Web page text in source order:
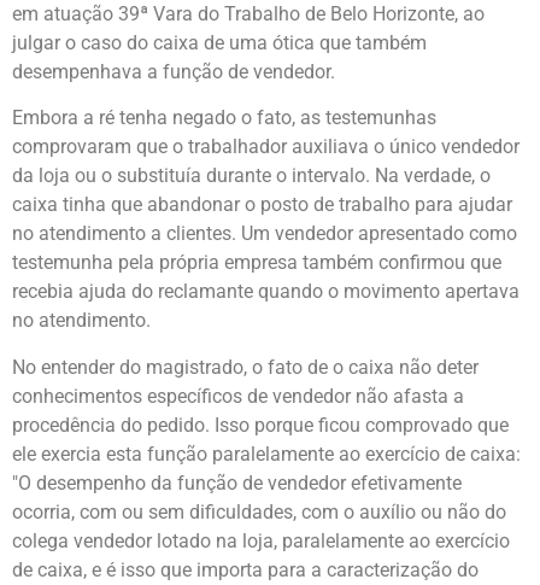
em atuação 39ª Vara do Trabalho de Belo Horizonte, ao
julgar o caso do caixa de uma ótica que também
desempenhava a função de vendedor.
Embora a ré tenha negado o fato, as testemunhas
comprovaram que o trabalhador auxiliava o único vendedor
da loja ou o substituía durante o intervalo. Na verdade, o
caixa tinha que abandonar o posto de trabalho para ajudar
no atendimento a clientes. Um vendedor apresentado como
testemunha pela própria empresa também confirmou que
recebia ajuda do reclamante quando o movimento apertava
no atendimento.
No entender do magistrado, o fato de o caixa não deter
conhecimentos específicos de vendedor não afasta a
procedência do pedido. Isso porque ficou comprovado que
ele exercia esta função paralelamente ao exercício de caixa:
"O desempenho da função de vendedor efetivamente
ocorria, com ou sem dificuldades, com o auxílio ou não do
colega vendedor lotado na loja, paralelamente ao exercício
de caixa, e é isso que importa para a caracterização do